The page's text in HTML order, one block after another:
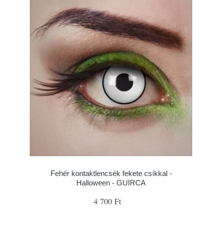
Fehér kontaktlencsék fekete csíkkal -
Halloween - GUIRCA
4 700 Ft